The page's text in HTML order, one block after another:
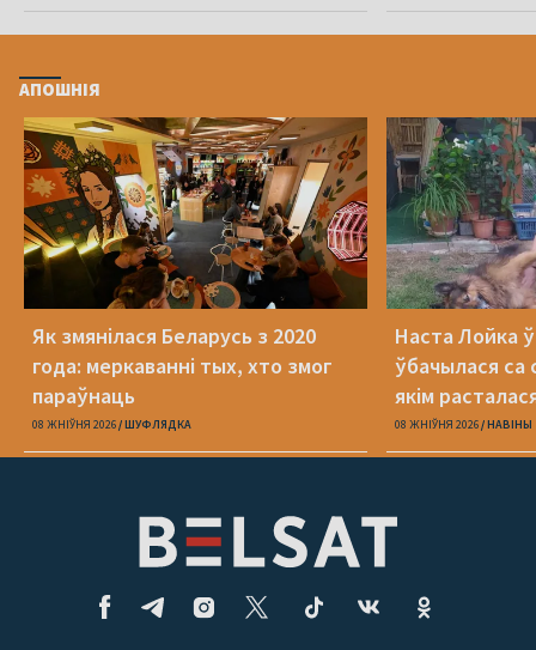
АПОШНІЯ
Як змянілася Беларусь з 2020
года: меркаванні тых, хто змог
параўнаць
08 ЖНІЎНЯ 2026 ШУФЛЯДКА
Наста Лойка
ўбачылася са
якім
амаль 4 гады
08 ЖНІЎНЯ 2026 НАВІНЫ